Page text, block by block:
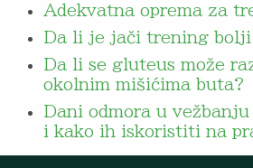
Adekvatna oprema za
Da li je jači trening
Da li se gluteus može
okolnim mišićima buta?
Dani odmora u
i kako ih iskoristiti na